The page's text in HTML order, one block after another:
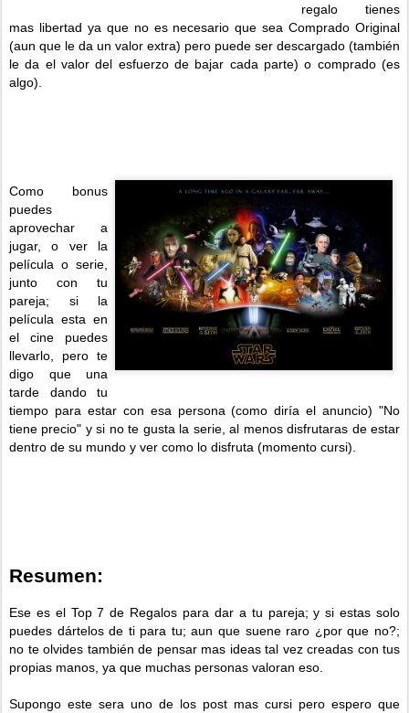
regalo tienes
mas libertad ya que no es necesario que sea Comprado Original
(aun que le da un valor extra) pero puede ser descargado (también
le da el valor del esfuerzo de bajar cada parte) o comprado (es
algo).
Como bonus
puedes
aprovechar a
jugar, o ver la
película o serie,
junto con tu
pareja; si la
película esta en
el cine puedes
llevarlo, pero te
digo que una
tarde dando tu
tiempo para estar con esa persona (como diría el anuncio) "No
tiene precio" y si no te gusta la serie, al menos disfrutaras de estar
dentro de su mundo y ver como lo disfruta (momento cursi).
Resumen:
Ese es el Top 7 de Regalos para dar a tu pareja; y si estas solo
puedes dártelos de ti para tu; aun que suene raro ¿por que no?;
no te olvides también de pensar mas ideas tal vez creadas con tus
propias manos, ya que muchas personas valoran eso.
Supongo este sera uno de los post mas cursi pero espero que